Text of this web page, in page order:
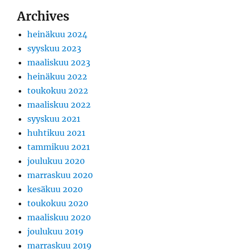
Archives
heinäkuu 2024
syyskuu 2023
maaliskuu 2023
heinäkuu 2022
toukokuu 2022
maaliskuu 2022
syyskuu 2021
huhtikuu 2021
tammikuu 2021
joulukuu 2020
marraskuu 2020
kesäkuu 2020
toukokuu 2020
maaliskuu 2020
joulukuu 2019
marraskuu 2019